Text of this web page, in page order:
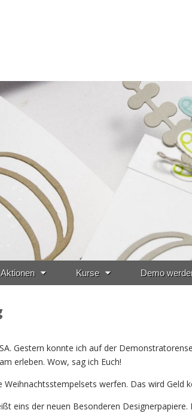
Aktionen Kurse Demo
Gestern konnte ich auf der
erleben. Wow, sag ich Euch!
werfen. Das wird Geld
eins der neuen Besonderen Designerpapiere.